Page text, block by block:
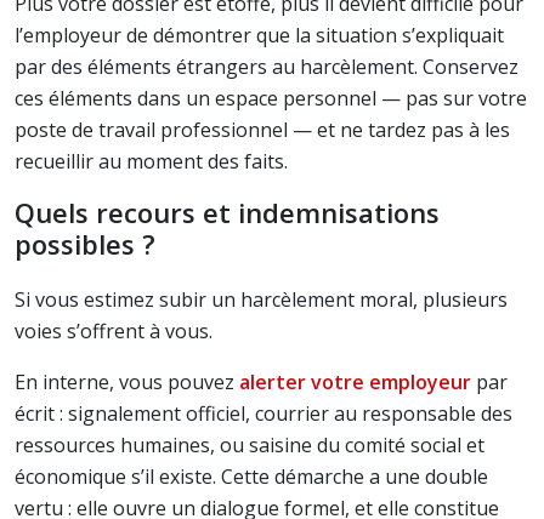
l’employeur de démontrer que la situation s’expliquait
par des éléments étrangers au harcèlement. Conservez
ces éléments dans un espace personnel — pas sur votre
poste de travail professionnel — et ne tardez pas à les
recueillir au moment des faits.
Quels recours et indemnisations
possibles ?
Si vous estimez subir un harcèlement moral, plusieurs
voies s’offrent à vous.
En interne, vous pouvez alerter votre employeur par
écrit : signalement officiel, courrier au responsable des
ressources humaines, ou saisine du comité social et
économique s’il existe. Cette démarche a une double
vertu : elle ouvre un dialogue formel, et elle constitue